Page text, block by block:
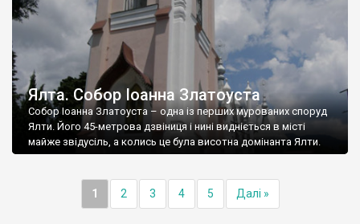
Ялта. Собор Іоанна Златоуста
Собор Іоанна Златоуста – одна із перших мурованих споруд
Ялти. Його 45-метрова дзвіниця і нині видніється в місті
майже звідусіль, а колись це була висотна домінанта Ялти.
1 2 3 4 5 Далі »